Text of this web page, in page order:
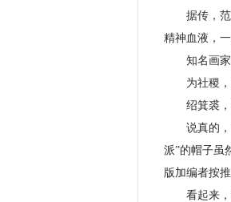
据传，范敬
精神血液，
知名画家
为社稷，
绍箕裘，
说真的，“
派”的帽子虽
版加编者按
看起来，范